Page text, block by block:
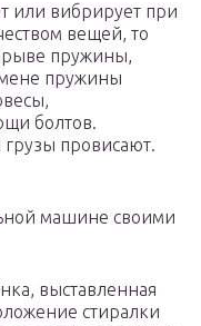
или вибрирует при
вещей, то
пружины,
пружины
болтов.
провисают.
машине своими
выставленная
стиралки